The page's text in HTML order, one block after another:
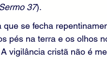
37).
se fecha
pés na terra e os olhos
vigilância cristã não é